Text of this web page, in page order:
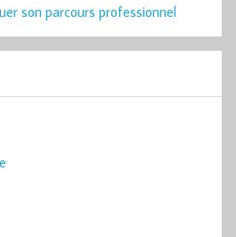
son parcours professionnel